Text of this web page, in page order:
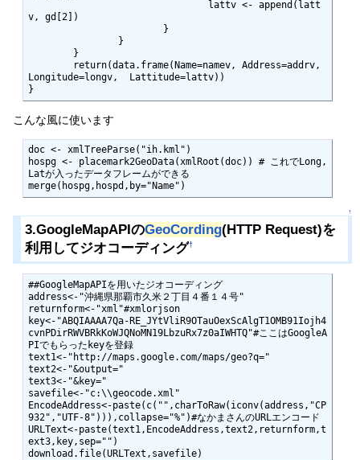
v, gd[2])
Longitude=longv,  Lattitude=lattv))
}
こんな風に使います
doc <- xmlTreeParse("ih.kml")
hospg <- placemark2GeoData(xmlRoot(doc)) # これでLong,
Latが入ったデータフレームができる
merge(hospg,hospd,by="Name")
↑
3.GoogleMapAPIのGeoCording(HTTP Request)を
利用してジオコーディング†
##GoogleMapAPIを用いたジオコーディング
address<-"沖縄県那覇市久米２丁目４番１４号"
returnform<-"xml"#xmlorjson
key<-"ABQIAAAA7Qa-RE_JYtVliR9OTauOexScAlgT1OMB91Iojh4
cvnPDirRWVBRkKoWJQNoMN19LbzuRx7z0aIWHTQ"#ここはGoogleA
PIでもらったkeyを登録
text1<-"http://maps.google.com/maps/geo?q="
text2<-"&output="
text3<-"&key="
savefile<-"c:\\geocode.xml"
EncodeAddress<-paste(c("",charToRaw(iconv(address,"CP
932","UTF-8"))),collapse="%")#なかまさんのURLエンコード
URLText<-paste(text1,EncodeAddress,text2,returnform,t
ext3,key,sep="")
download.file(URLText,savefile)